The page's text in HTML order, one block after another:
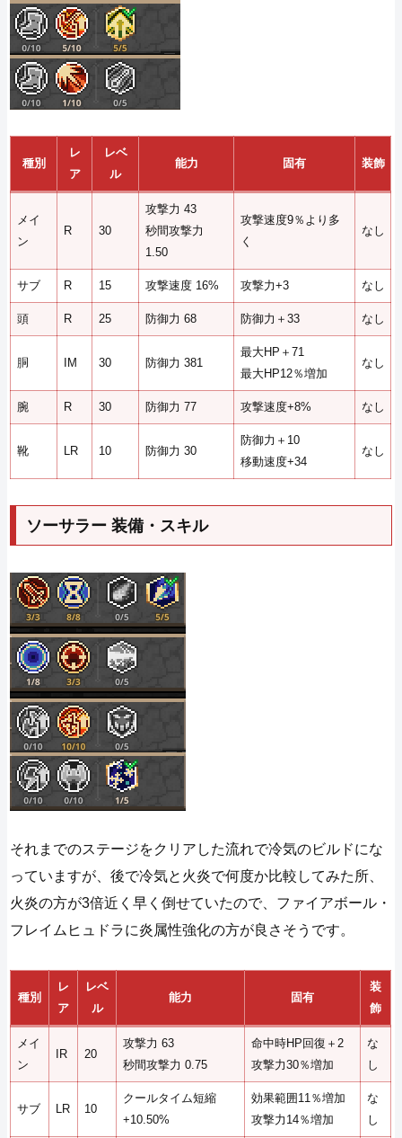
種別
レ
ア
レベ
ル
能力 固有 装飾
メイ
ン
R 30
攻撃力 43
秒間攻撃力
1.50
攻撃速度9％より多
く
なし
サブ R 15 攻撃速度 16% 攻撃力+3 なし
頭 R 25 防御力 68 防御力＋33 なし
胴 IM 30 防御力 381
最大HP＋71
最大HP12％増加
なし
腕 R 30 防御力 77 攻撃速度+8% なし
靴 LR 10 防御力 30
防御力＋10
移動速度+34
なし
ソーサラー 装備・スキル
それまでのステージをクリアした流れで冷気のビルドにな
っていますが、後で冷気と火炎で何度か比較してみた所、
火炎の方が3倍近く早く倒せていたので、ファイアボール・
フレイムヒュドラに炎属性強化の方が良さそうです。
種別
レ
ア
レベ
ル
能力 固有
装
飾
メイ
ン
IR 20
攻撃力 63
秒間攻撃力 0.75
命中時HP回復＋2
攻撃力30％増加
な
し
サブ LR 10
クールタイム短縮
+10.50%
効果範囲11％増加
攻撃力14％増加
な
し